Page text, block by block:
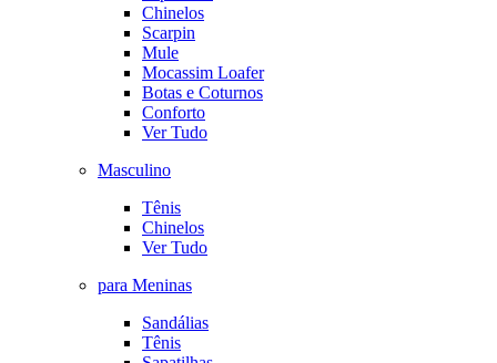
Chinelos
Scarpin
Mule
Mocassim Loafer
Botas e Coturnos
Conforto
Ver Tudo
Masculino
Tênis
Chinelos
Ver Tudo
para Meninas
Sandálias
Tênis